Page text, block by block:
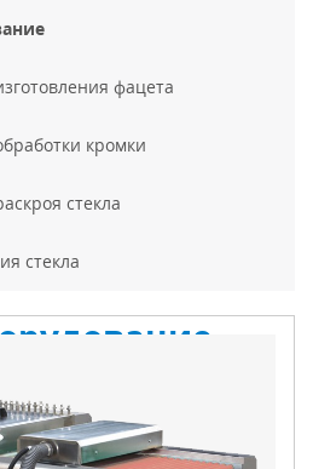
фацета
кромки
стекла
стекла